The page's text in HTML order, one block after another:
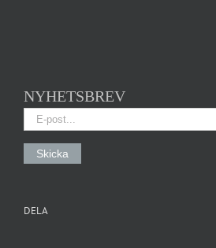
NYHETSBREV
DELA